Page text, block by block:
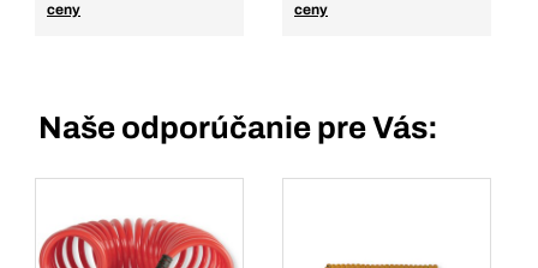
ceny
ceny
Naše odporúčanie pre Vás: